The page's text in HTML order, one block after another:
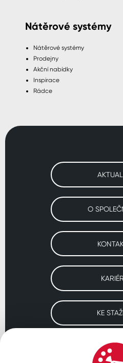
Nátěrové systémy
Nátěrové systémy
Prodejny
Akční nabídky
Inspirace
Rádce
O
KE
Navštivte